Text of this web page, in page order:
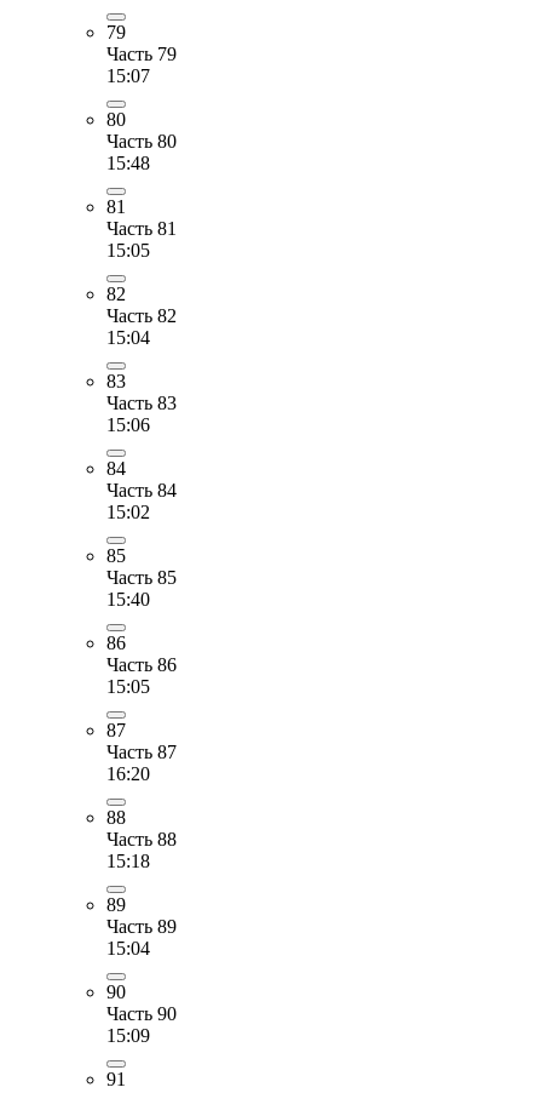
79
Часть 79
15:07
80
Часть 80
15:48
81
Часть 81
15:05
82
Часть 82
15:04
83
Часть 83
15:06
84
Часть 84
15:02
85
Часть 85
15:40
86
Часть 86
15:05
87
Часть 87
16:20
88
Часть 88
15:18
89
Часть 89
15:04
90
Часть 90
15:09
91